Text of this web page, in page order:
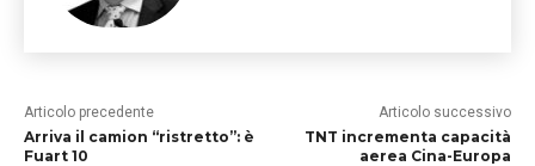
Articolo precedente
Arriva il camion “ristretto”: è
Fuart 10
Articolo successivo
TNT incrementa capacità
aerea Cina-Europa